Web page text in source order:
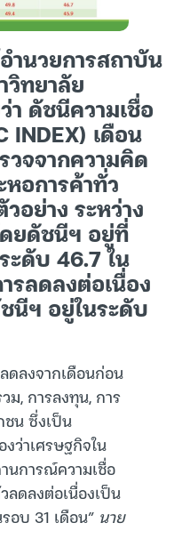
นวยการสถาบัน
วิทยาลัย
า ดัชนีความเชื่อ
INDEX) เดือน
วจจากความคิด
อการค้าทั่ว
อย่าง ระหว่าง
ยดัชนีฯ อยู่ที่
ะดับ 46.7 ใน
รลดลงต่อเนื่อง
นีฯ อยู่ในระดับ
ลงจากเดือนก่อน
ม, การลงทุน, การ
ชน ซึ่งเป็น
ว่าเศรษฐกิจใน
นการณ์ความเชื่อ
ดลงต่อเนื่องเป็น
อบ 31 เดือน” นาย